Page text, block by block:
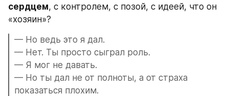
сердцем, с контролем, с позой, с идеей, что он
«хозяин»?
— Но ведь это я дал.
— Нет. Ты просто сыграл роль.
— Я мог не давать.
— Но ты дал не от полноты, а от страха
показаться плохим.